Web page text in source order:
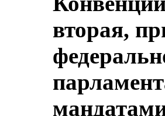
вторая,